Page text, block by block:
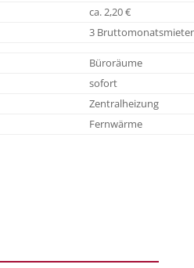
ca. 2,20 €
3
Büroräume
sofort
Zentralheizung
Fernwärme